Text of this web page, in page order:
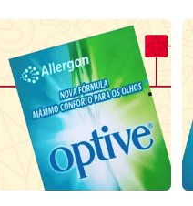
Laboratório
Por Menos